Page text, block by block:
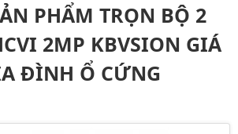
PHẨM TRỌN BỘ 2
2MP KBVSION GIÁ
ĐÌNH Ổ CỨNG